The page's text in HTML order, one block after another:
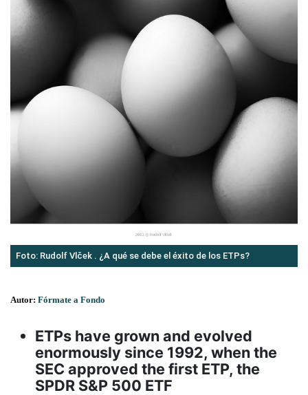
Foto: Rudolf Vlček . ¿A qué se debe el éxito de los ETPs?
Autor: Fórmate a Fondo
ETPs have grown and evolved
enormously since 1992, when the
SEC approved the first ETP, the
SPDR S&P 500 ETF